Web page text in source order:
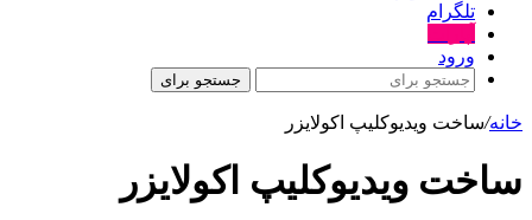
تلگرام
ورود
جستجو برای
خانه/ساخت ویدیوکلیپ اکولایزر
ساخت ویدیوکلیپ اکولایزر